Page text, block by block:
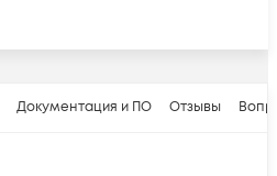
Документация и ПО Отзывы